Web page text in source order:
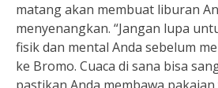
matang akan membuat liburan
menyenangkan. “Jangan lupa
fisik dan mental Anda sebelum
ke Bromo. Cuaca di sana bisa